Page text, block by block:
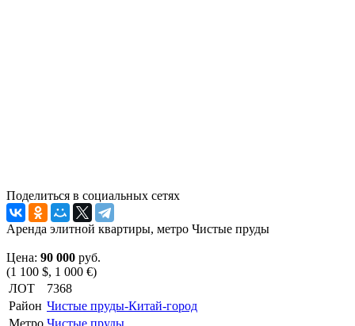
Поделиться в социальных сетях
Аренда элитной квартиры, метро Чистые пруды
Цена: 90 000 руб.
(1 100 $, 1 000 €)
ЛОТ
7368
Район Чистые пруды-Китай-город
Метро Чистые пруды